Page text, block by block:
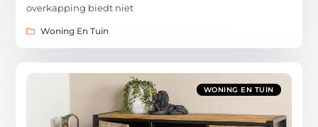
overkapping biedt niet
Woning En Tuin
WONING EN TUIN